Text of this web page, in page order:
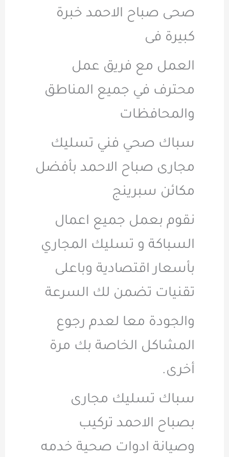
صحى صباح الاحمد خبرة
كبيرة فى
العمل مع فريق عمل
محترف في جميع المناطق
والمحافظات
سباك صحي فني تسليك
مجارى صباح الاحمد بأفضل
مكائن سبرينج
نقوم بعمل جميع اعمال
السباكة و تسليك المجاري
بأسعار اقتصادية وباعلى
تقنيات تضمن لك السرعة
والجودة معا لعدم رجوع
المشاكل الخاصة بك مرة
أخرى.
سباك تسليك مجارى
بصباح الاحمد تركيب
وصيانة ادوات صحية خدمه